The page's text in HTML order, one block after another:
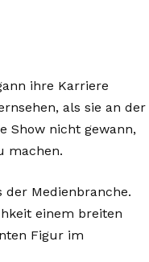
ihre Karriere
als sie an der
Show nicht gewann,
machen.
der Medienbranche.
einem breiten
Figur im